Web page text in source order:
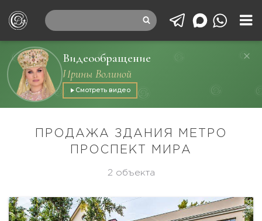
Видеообращение
Ирины Волиной
Смотреть видео
ПРОДАЖА ЗДАНИЯ МЕТРО
ПРОСПЕКТ МИРА
2 объекта